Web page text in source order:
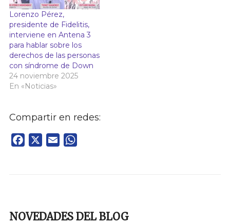
Lorenzo Pérez,
presidente de Fidelitis,
interviene en Antena 3
para hablar sobre los
derechos de las personas
con síndrome de Down
24 noviembre 2025
En «Noticias»
Compartir en redes:
Facebook Email
NOVEDADES DEL BLOG